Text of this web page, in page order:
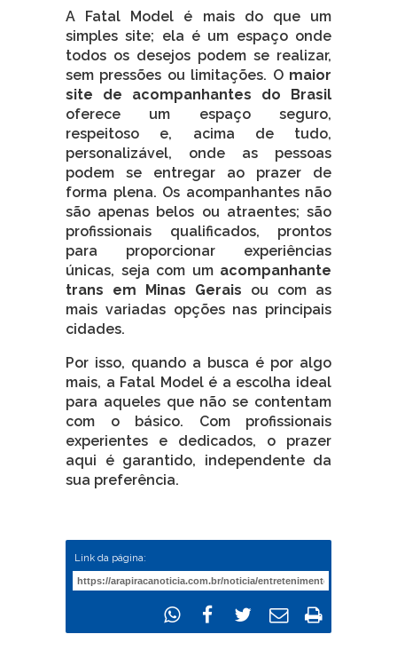
A Fatal Model é mais do que um
simples site; ela é um espaço onde
todos os desejos podem se realizar,
sem pressões ou limitações. O maior
site de acompanhantes do Brasil
oferece um espaço seguro,
respeitoso e, acima de tudo,
personalizável, onde as pessoas
podem se entregar ao prazer de
forma plena. Os acompanhantes não
são apenas belos ou atraentes; são
profissionais qualificados, prontos
para proporcionar experiências
únicas, seja com um acompanhante
trans em Minas Gerais ou com as
mais variadas opções nas principais
cidades.
Por isso, quando a busca é por algo
mais, a Fatal Model é a escolha ideal
para aqueles que não se contentam
com o básico. Com profissionais
experientes e dedicados, o prazer
aqui é garantido, independente da
sua preferência.
Link da página: